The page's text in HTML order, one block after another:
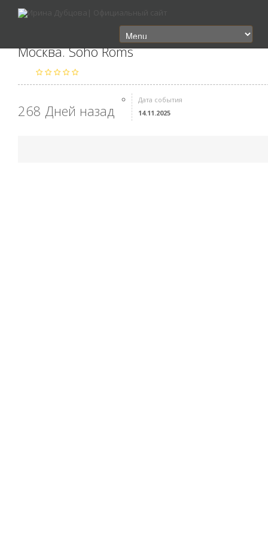
Москва. Soho Roms
268 Дней назад
Дата события
14.11.2025